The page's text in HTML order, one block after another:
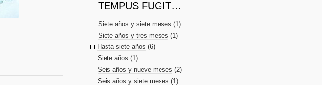
TEMPUS FUGIT…
Siete años y siete meses (1)
Siete años y tres meses (1)
Hasta siete años (6)
Siete años (1)
Seis años y nueve meses (2)
Seis años y siete meses (1)